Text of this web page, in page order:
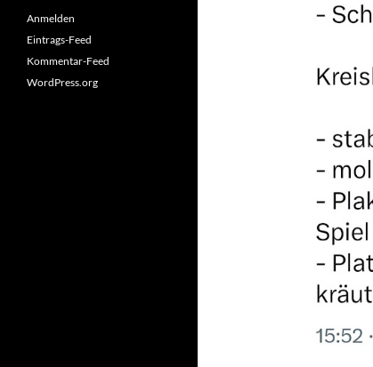
Anmelden
Eintrags-Feed
Kommentar-Feed
WordPress.org